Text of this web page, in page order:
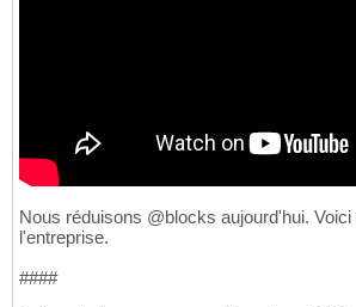
Nous réduisons @blocks aujourd'hui.
l'entreprise.
####